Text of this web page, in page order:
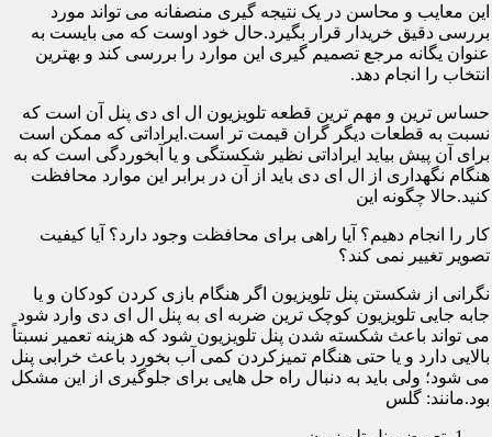
این معایب و محاسن در یک نتیجه گیری منصفانه می تواند مورد
بررسی دقیق خریدار قرار بگیرد.حال خود اوست که می بایست به
عنوان یگانه مرجع تصمیم گیری این موارد را بررسی کند و بهترین
انتخاب را انجام دهد.
حساس ترین و مهم ترین قطعه تلویزیون ال ای دی پنل آن است که
نسبت به قطعات دیگر گران قیمت تر است.ایراداتی که ممکن است
برای آن پیش بیاید ایراداتی نظیر شکستگی و یا آبخوردگی است که به
هنگام نگهداری از ال ای دی باید از آن در برابر این موارد محافظت
کنید.حالا چگونه این
کار را انجام دهیم؟ آیا راهی برای محافظت وجود دارد؟ آیا کیفیت
تصویر تغییر نمی کند؟
نگرانی از شکستن پنل تلویزیون اگر هنگام بازی کردن کودکان و یا
جابه جایی تلویزیون کوچک ترین ضربه ای به پنل ال ای دی وارد شود
می تواند باعث شکسته شدن پنل تلویزیون شود که هزینه تعمیر نسبتاً
بالایی دارد و یا حتی هنگام تمیزکردن کمی آب بخورد باعث خرابی پنل
می شود؛ ولی باید به دنبال راه حل هایی برای جلوگیری از این مشکل
بود.مانند: گلس